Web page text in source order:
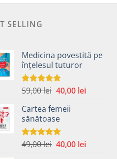
SELLING
Medicina povestită pe
înțelesul tuturor
Evaluat la
59,00lei Prețul
a
fost:
59,00 lei.
40,00 leiPrețul
Cartea femeii
sănătoase
Evaluat la
49,00lei Prețul
40,00 leiPrețul